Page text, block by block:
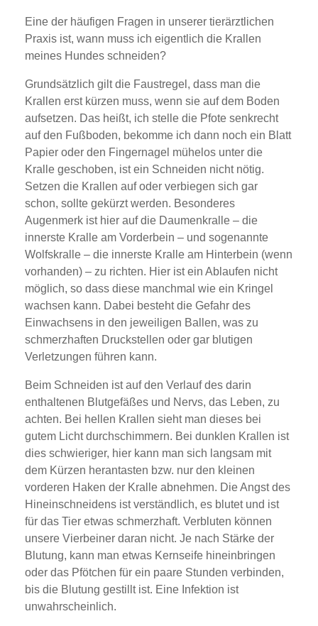
Eine der häufigen Fragen in unserer tierärztlichen
Praxis ist, wann muss ich eigentlich die Krallen
meines Hundes schneiden?
Grundsätzlich gilt die Faustregel, dass man die
Krallen erst kürzen muss, wenn sie auf dem Boden
aufsetzen. Das heißt, ich stelle die Pfote senkrecht
auf den Fußboden, bekomme ich dann noch ein Blatt
Papier oder den Fingernagel mühelos unter die
Kralle geschoben, ist ein Schneiden nicht nötig.
Setzen die Krallen auf oder verbiegen sich gar
schon, sollte gekürzt werden. Besonderes
Augenmerk ist hier auf die Daumenkralle – die
innerste Kralle am Vorderbein – und sogenannte
Wolfskralle – die innerste Kralle am Hinterbein (wenn
vorhanden) – zu richten. Hier ist ein Ablaufen nicht
möglich, so dass diese manchmal wie ein Kringel
wachsen kann. Dabei besteht die Gefahr des
Einwachsens in den jeweiligen Ballen, was zu
schmerzhaften Druckstellen oder gar blutigen
Verletzungen führen kann.
Beim Schneiden ist auf den Verlauf des darin
enthaltenen Blutgefäßes und Nervs, das Leben, zu
achten. Bei hellen Krallen sieht man dieses bei
gutem Licht durchschimmern. Bei dunklen Krallen ist
dies schwieriger, hier kann man sich langsam mit
dem Kürzen herantasten bzw. nur den kleinen
vorderen Haken der Kralle abnehmen. Die Angst des
Hineinschneidens ist verständlich, es blutet und ist
für das Tier etwas schmerzhaft. Verbluten können
unsere Vierbeiner daran nicht. Je nach Stärke der
Blutung, kann man etwas Kernseife hineinbringen
oder das Pfötchen für ein paare Stunden verbinden,
bis die Blutung gestillt ist. Eine Infektion ist
unwahrscheinlich.